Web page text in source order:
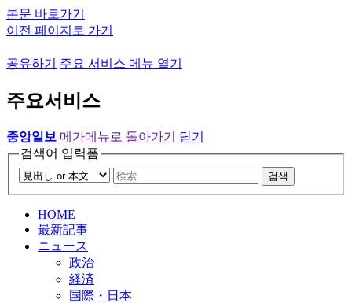
본문 바로가기
이전 페이지로 가기
공유하기 주요 서비스 메뉴 열기
주요서비스
중앙일보 메가메뉴로 돌아가기
닫기
검색어 입력폼
검색
HOME
最新記事
ニュース
政治
経済
国際・日本